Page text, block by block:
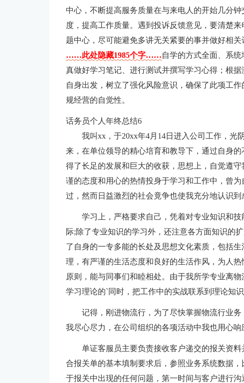
中心，不断提高服务质量在与来电人的开始几分
度，提高工作质量。遇到投诉反馈意见，要清楚
题中心，尽可能避免多讲无关紧要的事并做好相
……此处隐藏1985个字……自学的方式全面、系
真做好学习笔记、进行测试并撰写学习心得；根
自身出发，树立了强化风险意识，确保了此项工
规经营的自觉性。
话务员个人年终总结6
我叫xx，于20xx年4月14日进入公司工作，光
来，在单位领导的精心培育和教导下，通过自身
得了长足的发展和巨大的收获，思想上，自觉遵
谨的态度和用心的热情投身于学习和工作中，曾
过，然而日益激烈的社会竟争也使我充分地认识
学习上，严格要求自己，凭着对专业知识和
际;除了专业知识的学习外，还注意各方面知识的
了自身的一专多能的长处及思想文化素质，包括
理，有严谨的生活态度和良好的生活作风，为人
原则，能与同事们和睦相处。由于我所学专业离
学习理论的`同时，把工作中的实战联系到理论知
记得，刚进物流行，为了尽快掌握物流行业
我尽心尽力，在公司组织的各项活动中我也用心
单证客服员主要负责接收客户递交的报关资
合报关单的基本填制要求后，参照业务系统数据
于报关中出现的任何问题，第一时间与客户进行